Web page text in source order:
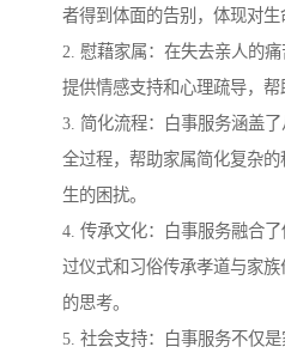
者得到体面的告别，体现对生
2. 慰藉家属：在失去亲人的
提供情感支持和心理疏导，帮
3. 简化流程：白事服务涵盖
全过程，帮助家属简化复杂
生的困扰。
4. 传承文化：白事服务融合
过仪式和习俗传承孝道与家
的思考。
5. 社会支持：白事服务不仅